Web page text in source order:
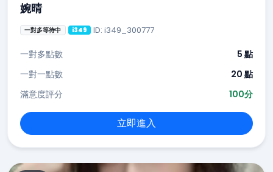
婉晴
一對多等待中 i349 ID: i349_300777
一對多點數
5 點
一對一點數
20 點
滿意度評分
100分
立即進入